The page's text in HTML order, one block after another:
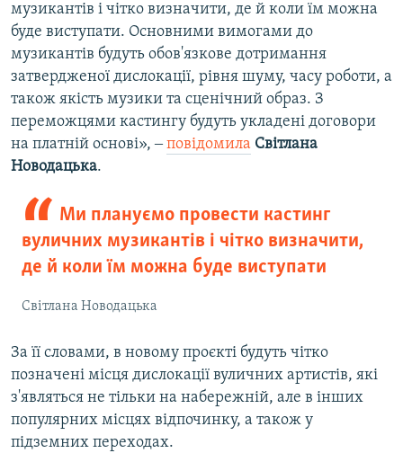
музикантів і чітко визначити, де й коли їм можна
буде виступати. Основними вимогами до
музикантів будуть обов'язкове дотримання
затвердженої дислокації, рівня шуму, часу роботи, а
також якість музики та сценічний образ. З
переможцями кастингу будуть укладені договори
на платній основі», ‒повідомила Світлана
Новодацька.
Ми плануємо провести кастинг
вуличних музикантів і чітко визначити,
де й коли їм можна буде виступати
Світлана Новодацька
За її словами, в новому проєкті будуть чітко
позначені місця дислокації вуличних артистів, які
з'являться не тільки на набережній, але в інших
популярних місцях відпочинку, а також у
підземних переходах.